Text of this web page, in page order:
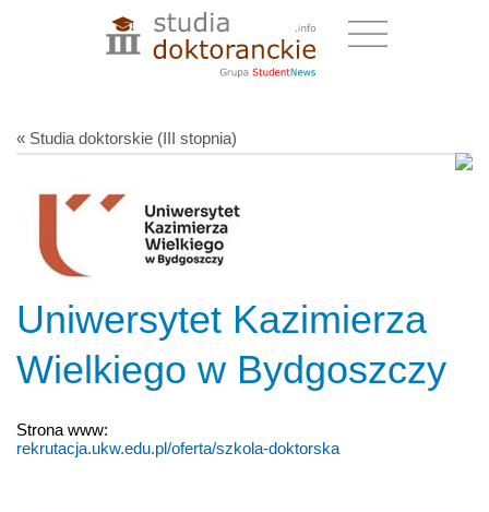
« Studia doktorskie (III stopnia)
Uniwersytet Kazimierza
Wielkiego w Bydgoszczy
Strona www:
rekrutacja.ukw.edu.pl/oferta/szkola-doktorska